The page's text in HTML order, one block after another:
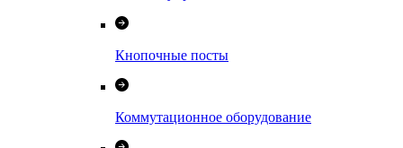
Кнопочные посты
Коммутационное оборудование